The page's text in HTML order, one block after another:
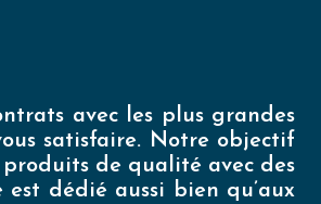
avec les plus grandes
satisfaire. Notre objectif
de qualité avec des
dédié aussi bien qu’aux